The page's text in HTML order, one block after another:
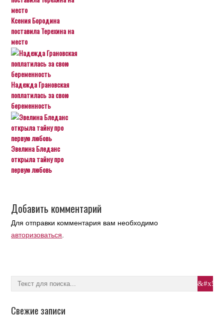
Ксения Бородина
поставила Терехина на
место
Надежда Грановская
поплатилась за свою
беременность
Эвелина Бледанс
открыла тайну про
первую любовь
Добавить комментарий
Для отправки комментария вам необходимо
авторизоваться
Свежие записи